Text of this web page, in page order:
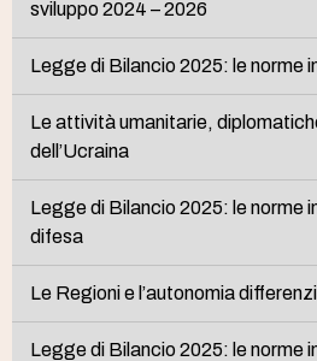
sviluppo 2024 – 2026
Legge di Bilancio 2025: le norme
Le attività umanitarie,
dell’Ucraina
Legge di Bilancio 2025: le norme
difesa
Le Regioni e l’autonomia
Legge di Bilancio 2025: le norme